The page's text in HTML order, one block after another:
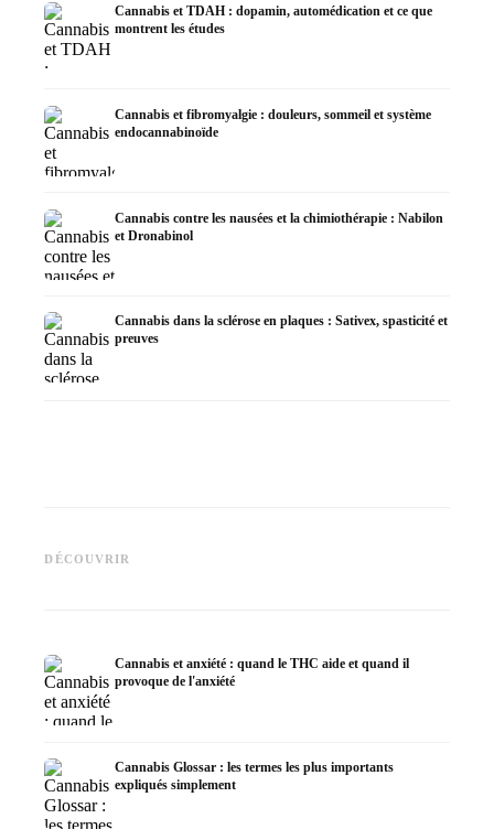
Cannabis et TDAH : dopamin, automédication et ce que
montrent les études
Cannabis et fibromyalgie : douleurs, sommeil et système
endocannabinoïde
Cannabis contre les nausées et la chimiothérapie : Nabilon
et Dronabinol
Cannabis dans la sclérose en plaques : Sativex, spasticité et
preuves
DÉCOUVRIR
Epidiolex et l'état actuel de la
recherche
Cannabis et anxiété : quand le THC aide et quand il
provoque de l'anxiété
Cannabis Glossar : les termes les plus importants
expliqués simplement